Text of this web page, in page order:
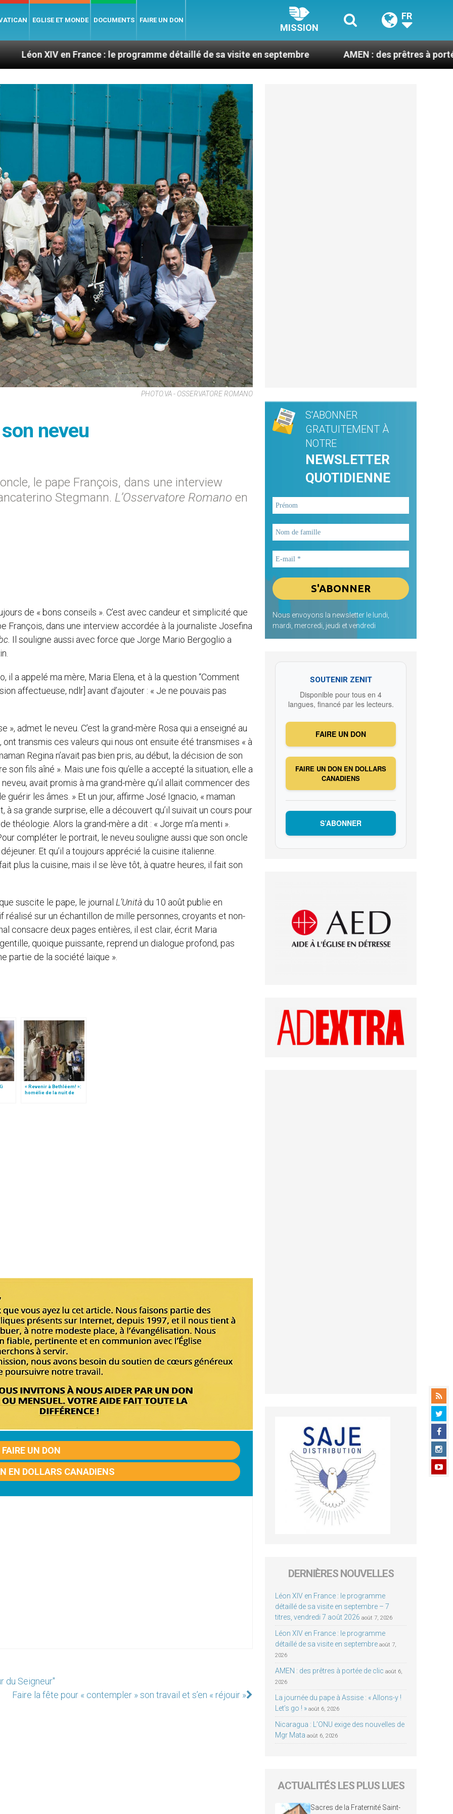
EGLISE ET MONDE DOCUMENTS FAIRE UN DON
MISSION
FR
France : le programme détaillé de sa visite en septembre AMEN : des prêtres à portée de clic
PHOTO.VA - OSSERVATORE ROMANO
neveu
le pape François, dans une interview
Stegmann. L’Osservatore Romano en
de « bons conseils ». C’est avec candeur et simplicité que
François, dans une interview accordée à la journaliste Josefina
Il souligne aussi avec force que Jorge Mario Bergoglio a
a appelé ma mère, Maria Elena, et à la question “Comment
affectueuse, ndlr] avant d’ajouter : « Je ne pouvais pas
admet le neveu. C’est la grand-mère Rosa qui a enseigné au
transmis ces valeurs qui nous ont ensuite été transmises « à
Regina n’avait pas bien pris, au début, la décision de son
son fils aîné ». Mais une fois qu’elle a accepté la situation, elle a
avait promis à ma grand-mère qu’il allait commencer des
les âmes. » Et un jour, affirme José Ignacio, « maman
sa grande surprise, elle a découvert qu’il suivait un cours pour
théologie. Alors la grand-mère a dit : « Jorge m’a menti ».
compléter le portrait, le neveu souligne aussi que son oncle
Et qu’il a toujours apprécié la cuisine italienne.
plus la cuisine, mais il se lève tôt, à quatre heures, il fait son
suscite le pape, le journal L’Unità du 10 août publie en
sur un échantillon de mille personnes, croyants et non-
consacre deux pages entières, il est clair, écrit Maria
quoique puissante, reprend un dialogue profond, pas
partie de la société laïque ».
« Revenir à Bethléem! »:
homélie de la nuit de
FAIRE UN DON
EN DOLLARS CANADIENS
du Seigneur"
Faire la fête pour « contempler » son travail et s’en « réjouir »
S'ABONNER
GRATUITEMENT À
NOTRE
NEWSLETTER
QUOTIDIENNE
Nous envoyons la newsletter le lundi,
mardi, mercredi, jeudi et vendredi
SOUTENIR ZENIT
Disponible pour tous en 4
langues, financé par les lecteurs.
FAIRE UN DON
FAIRE UN DON EN DOLLARS
CANADIENS
S’ABONNER
DERNIÈRES NOUVELLES
Léon XIV en France : le programme
détaillé de sa visite en septembre – 7
titres, vendredi 7 août 2026 août 7, 2026
Léon XIV en France : le programme
détaillé de sa visite en septembre août 7,
2026
AMEN : des prêtres à portée de clic août 6,
2026
La journée du pape à Assise : « Allons-y !
Let’s go ! » août 6, 2026
Nicaragua : L’ONU exige des nouvelles de
Mgr Mata août 6, 2026
ACTUALITÉS LES PLUS LUES
Sacres de la Fraternité Saint-